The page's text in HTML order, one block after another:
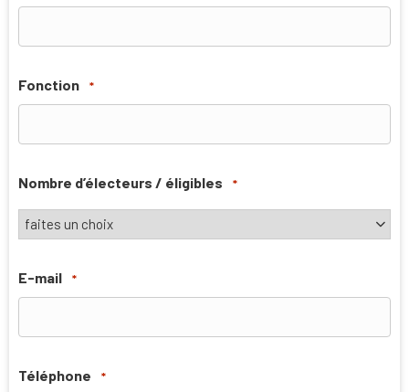
Fonction *
Nombre d’électeurs / éligibles *
E-mail *
Téléphone *